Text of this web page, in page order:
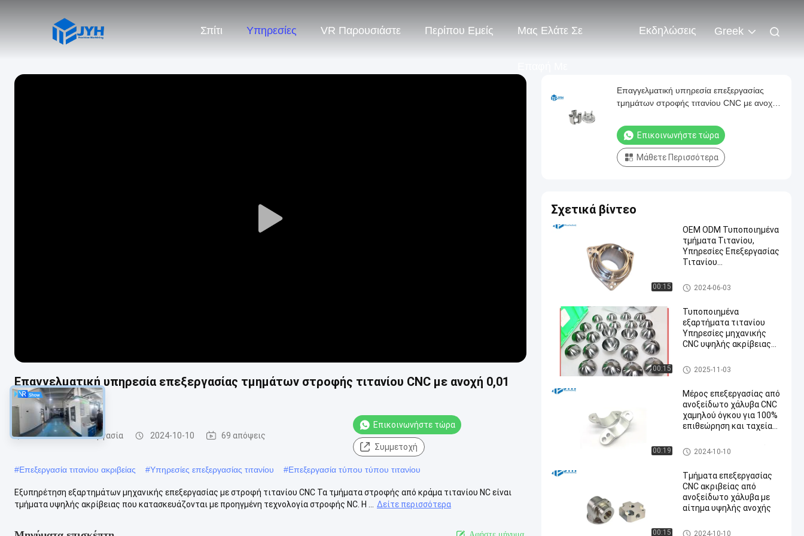
Σπίτι Υπηρεσίες VR Παρουσιάστε Περίπου Εμείς Μας Ελάτε Σε Εκδηλώσεις Greek
Play
Επαγγελματική υπηρεσία επεξεργασίας τμημάτων στροφής τιτανίου CNC με ανοχή 0,01
mm
cnc τιτανίου κατεργασία 2024-10-10 69 απόψεις
Επικοινωνήστε τώρα
Συμμετοχή
#Επεξεργασία τιτανίου ακριβείας #Υπηρεσίες επεξεργασίας τιτανίου #Επεξεργασία τύπου τύπου τιτανίου
Εξυπηρέτηση εξαρτημάτων μηχανικής επεξεργασίας με στροφή τιτανίου CNC Τα τμήματα στροφής από κράμα τιτανίου NC είναι
τμήματα υψηλής ακρίβειας που κατασκευάζονται με προηγμένη τεχνολογία στροφής NC. Η ...
Δείτε περισσότερα
Αφήστε μήνυμα.
Επαγγελματική υπηρεσία επεξεργασίας
τμημάτων στροφής τιτανίου CNC με ανοχή
Επικοινωνήστε τώρα
Μάθετε Περισσότερα
Σχετικά βίντεο
00:15
OEM ODM Τυποποιημένα
τμήματα Τιτανίου,
Υπηρεσίες Επεξεργασίας
Τιτανίου
cnc τιτανίου κατεργασία
2024-06-03
00:15
Τυποποιημένα
εξαρτήματα τιτανίου
Υπηρεσίες μηχανικής
CNC υψηλής ακρίβειας
αυτοκινητοβιομηχανία
cnc τιτανίου κατεργασία
2025-11-03
00:19
Μέρος επεξεργασίας από
ανοξείδωτο χάλυβα CNC
χαμηλού όγκου για 100%
επιθεώρηση και ταχεία
Κατεργασία μικρής ποσότητ
ας CNC
2024-10-10
00:15
Τμήματα επεξεργασίας
CNC ακριβείας από
ανοξείδωτο χάλυβα με
αίτημα υψηλής ανοχής
Ανοξείδωτο CNC που επεξερ
2024-10-10